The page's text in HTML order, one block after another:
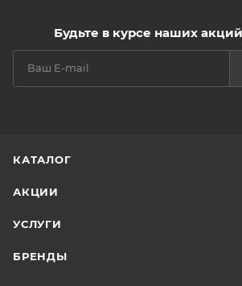
Будьте в курсе наших
КАТАЛОГ
АКЦИИ
УСЛУГИ
БРЕНДЫ